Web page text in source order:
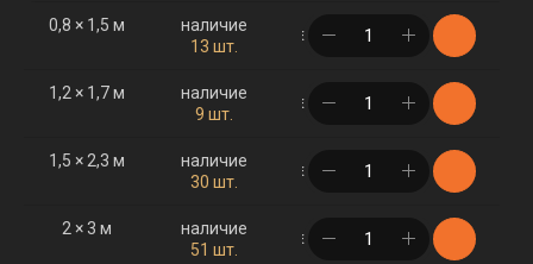
0,8 × 1,5 м
наличие
13 шт.
в корзине
1,2 × 1,7 м
наличие
9 шт.
в корзине
1,5 × 2,3 м
наличие
30 шт.
в корзине
2 × 3 м
наличие
51 шт.
в корзине